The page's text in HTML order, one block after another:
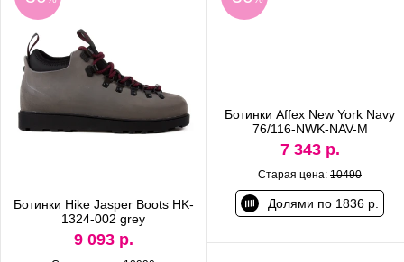
Ботинки Hike Jasper Boots HK-
1324-002 grey
9 093 р.
Ботинки Affex New York Navy
76/116-NWK-NAV-M
7 343 р.
Старая цена: 10490
Долями по 1836 р.